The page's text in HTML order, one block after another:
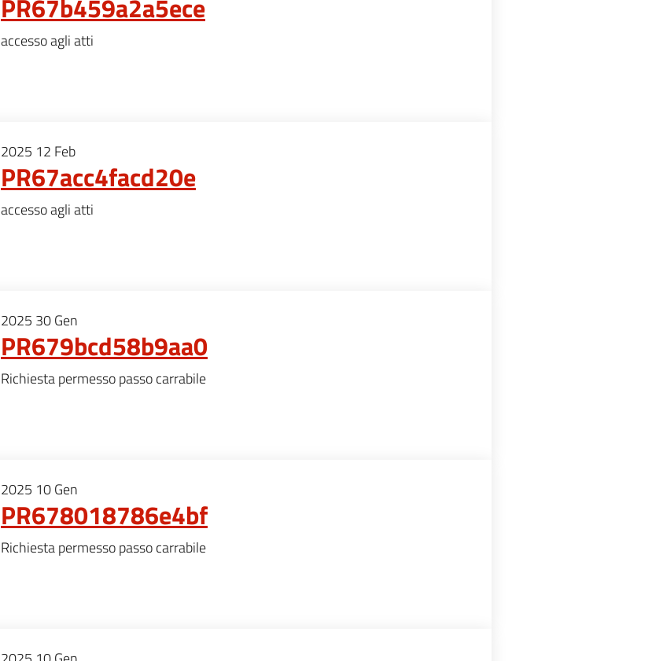
PR67b459a2a5ece
accesso agli atti
2025 12 Feb
PR67acc4facd20e
accesso agli atti
2025 30Gen
PR679bcd58b9aa0
Richiesta permesso passo carrabile
2025 10Gen
PR678018786e4bf
Richiesta permesso passo carrabile